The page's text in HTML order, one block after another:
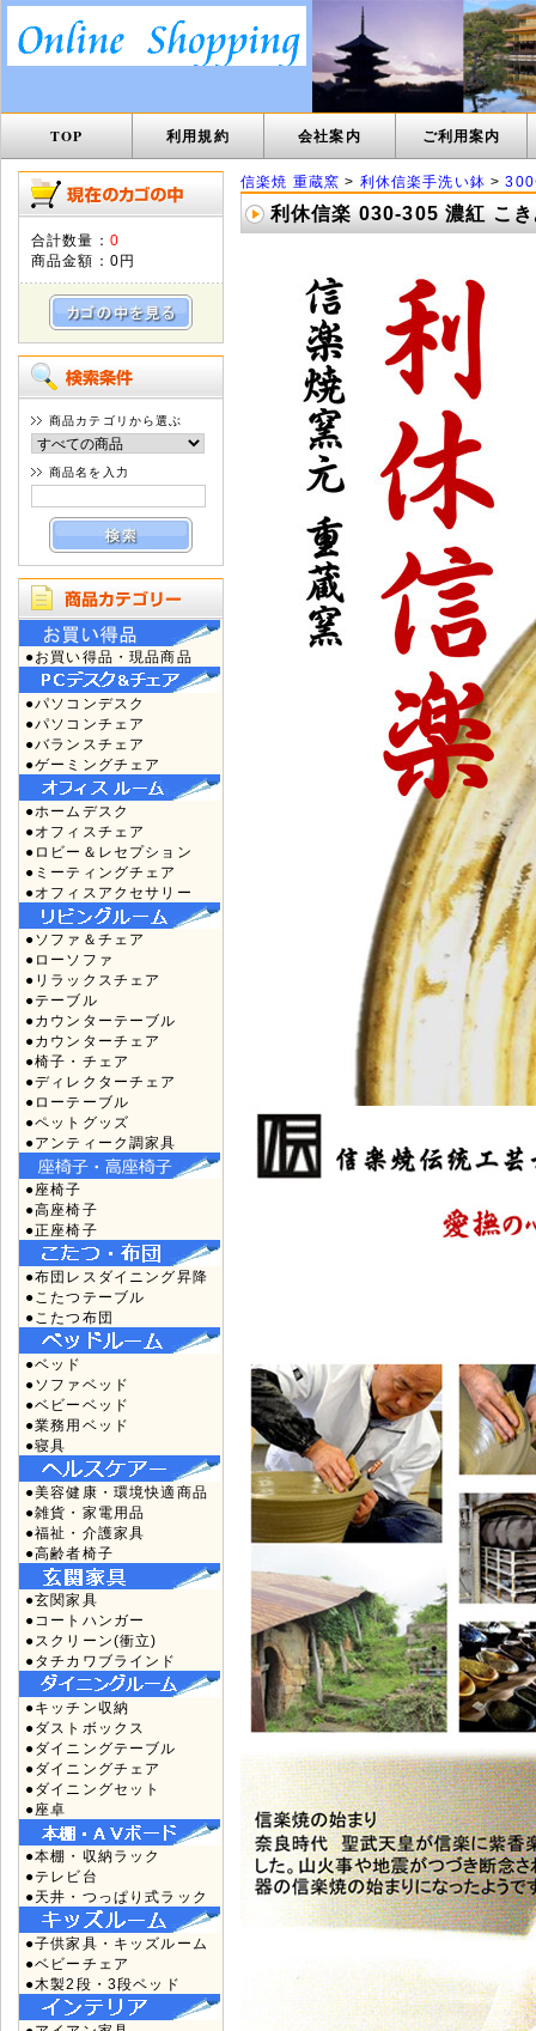
TOP 利用規約 会社案内 ご利用案内
合計数量： 0
商品金額： 0円
商品カテゴリから選ぶ
商品名を入力
●お買い得品・現品商品
●パソコンデスク
●パソコンチェア
●バランスチェア
●ゲーミングチェア
●ホームデスク
●オフィスチェア
●ロビー＆レセプション
●ミーティングチェア
●オフィスアクセサリー
●ソファ＆チェア
●ローソファ
●リラックスチェア
●テーブル
●カウンターテーブル
●カウンターチェア
●椅子・チェア
●ディレクターチェア
●ローテーブル
●ペットグッズ
●アンティーク調家具
●座椅子
●高座椅子
●正座椅子
●布団レスダイニング昇降
●こたつテーブル
●こたつ布団
●ベッド
●ソファベッド
●ベビーベッド
●業務用ベッド
●寝具
●美容健康・環境快適商品
●雑貨・家電用品
●福祉・介護家具
●高齢者椅子
●玄関家具
●コートハンガー
●スクリーン(衝立)
●タチカワブラインド
●キッチン収納
●ダストボックス
●ダイニングテーブル
●ダイニングチェア
●ダイニングセット
●座卓
●本棚・収納ラック
●テレビ台
●天井・つっぱり式ラック
●子供家具・キッズルーム
●ベビーチェア
●木製2段・3段ベッド
信楽焼 重蔵窯 > 利休信楽手洗い鉢 >
利休信楽 030-305 濃紅 こ